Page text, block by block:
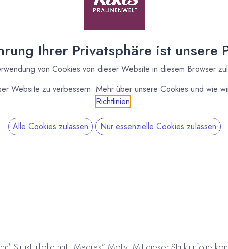
Lieferzeit: sofort lieferbar
SKU:
100248
Category:
Strukturfolien
Ihrer Privatsphäre ist unsere
von Cookies von dieser Website in diesem Browser
Website zu verbessern. Mehr über unsere Cookies und wie
Richtlinien
Alle Cookies zulassen Nur essenzielle Cookies zulassen